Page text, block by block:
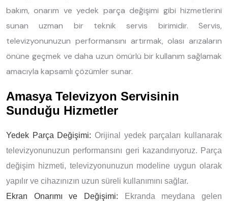
bakım, onarım ve yedek parça değişimi gibi hizmetlerini
sunan uzman bir teknik servis birimidir. Servis,
televizyonunuzun performansını artırmak, olası arızaların
önüne geçmek ve daha uzun ömürlü bir kullanım sağlamak
amacıyla kapsamlı çözümler sunar.
Amasya Televizyon Servisinin
Sunduğu Hizmetler
Yedek Parça Değişimi: Orijinal yedek parçaları kullanarak
televizyonunuzun performansını geri kazandırıyoruz. Parça
değişim hizmeti, televizyonunuzun modeline uygun olarak
yapılır ve cihazınızın uzun süreli kullanımını sağlar.
Ekran Onarımı ve Değişimi: Ekranda meydana gelen